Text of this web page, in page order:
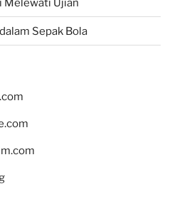
Melewati Ujian
Sepak Bola